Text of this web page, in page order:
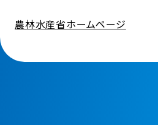
農林水産省ホームページ